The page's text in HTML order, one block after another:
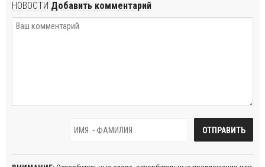
НОВОСТИ Добавить комментарий